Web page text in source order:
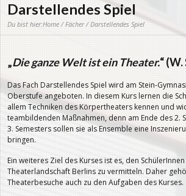
Darstellendes Spiel
Du bist hier:Home/Fächer/ Darstellendes Spiel
„Die ganze Welt ist ein Theater.“
Das Fach Darstellendes Spiel wird am Stein-
Oberstufe angeboten. In diesem Kurs lernen die
allem Techniken des Körpertheaters kennen und
teambildenden Maßnahmen, denn am Ende des 2.
3. Semesters sollen sie als Ensemble eine
bringen.
Ein weiteres Ziel des Kurses ist es, den
Theaterlandschaft Berlins zu vermitteln. Daher
Theaterbesuche auch zu den Aufgaben des Kurses.